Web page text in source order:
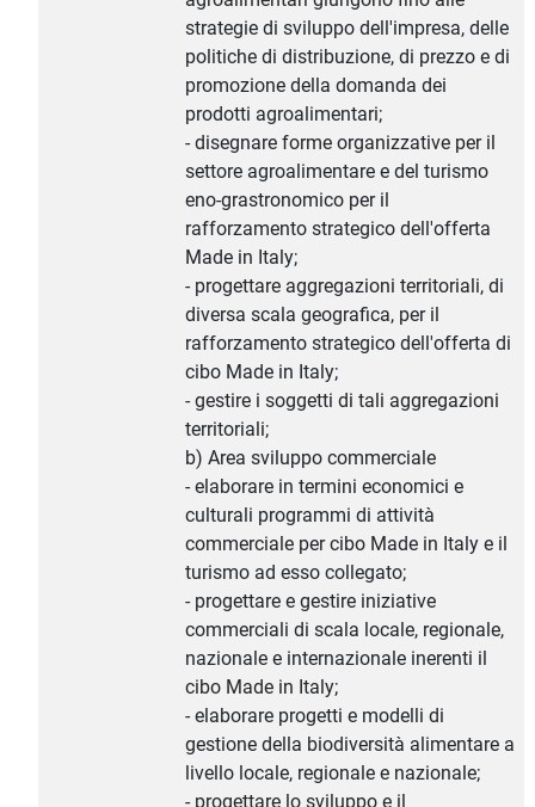
strategie di sviluppo dell'impresa, delle
politiche di distribuzione, di prezzo e di
promozione della domanda dei
prodotti agroalimentari;
- disegnare forme organizzative per il
settore agroalimentare e del turismo
eno-grastronomico per il
rafforzamento strategico dell'offerta
Made in Italy;
- progettare aggregazioni territoriali, di
diversa scala geografica, per il
rafforzamento strategico dell'offerta di
cibo Made in Italy;
- gestire i soggetti di tali aggregazioni
territoriali;
b) Area sviluppo commerciale
- elaborare in termini economici e
culturali programmi di attività
commerciale per cibo Made in Italy e il
turismo ad esso collegato;
- progettare e gestire iniziative
commerciali di scala locale, regionale,
nazionale e internazionale inerenti il
cibo Made in Italy;
- elaborare progetti e modelli di
gestione della biodiversità alimentare a
livello locale, regionale e nazionale;
- progettare lo sviluppo e il